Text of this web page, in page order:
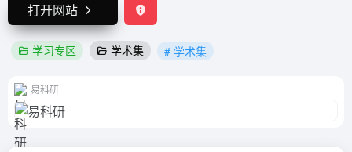
打开网站
学习专区 学术集 # 学术集
易科研